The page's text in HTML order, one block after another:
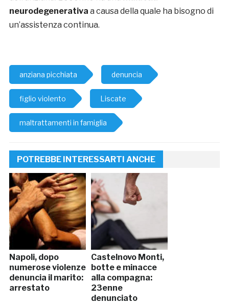
neurodegenerativa a causa della quale ha bisogno di
un’assistenza continua.
anziana picchiata denuncia
figlio violento Liscate
maltrattamenti in famiglia
POTREBBE INTERESSARTI ANCHE
Napoli, dopo
numerose violenze
denuncia il marito:
arrestato
Castelnovo Monti,
botte e minacce
alla compagna:
23enne
denunciato